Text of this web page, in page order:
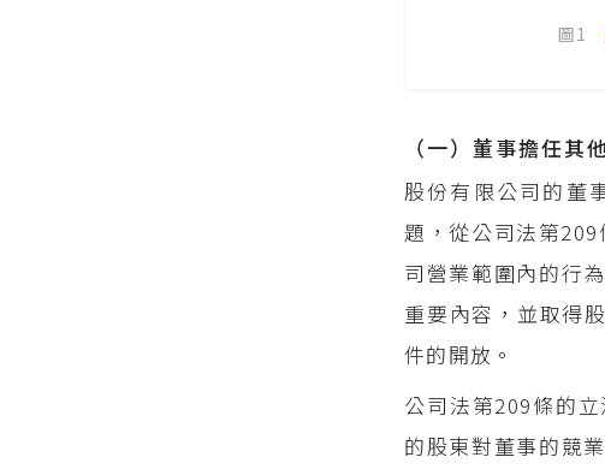
圖1
（一）董事擔任其
股份有限公司的董
題，從公司法第209
司營業範圍內的行
重要內容，並取得
件的開放。
公司法第209條的
的股東對董事的競